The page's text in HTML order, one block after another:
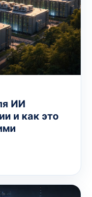
ИИ
и как это